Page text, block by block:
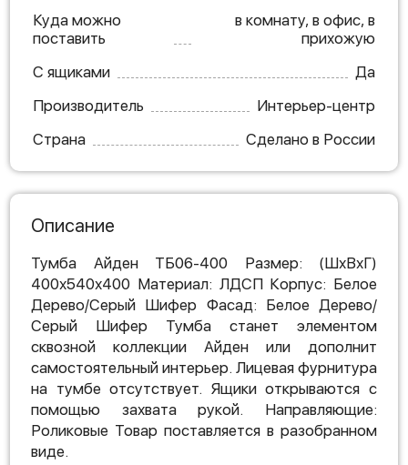
Куда можно
поставить
в комнату, в офис, в
прихожую
С ящиками
Да
Производитель
Интерьер-центр
Страна
Сделано в России
Описание
Тумба Айден ТБ06-400 Размер: (ШхВхГ)
400х540х400 Материал: ЛДСП Корпус: Белое
Дерево/Серый Шифер Фасад: Белое Дерево/
Серый Шифер Тумба станет элементом
сквозной коллекции Айден или дополнит
самостоятельный интерьер. Лицевая фурнитура
на тумбе отсутствует. Ящики открываются с
помощью захвата рукой. Направляющие:
Роликовые Товар поставляется в разобранном
виде.